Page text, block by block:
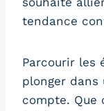
tendance
Parcourir les
plonger dans
compte. Que